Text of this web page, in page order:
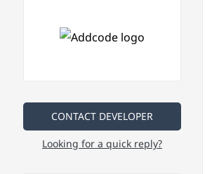
CONTACT DEVELOPER
Looking for a quick reply?